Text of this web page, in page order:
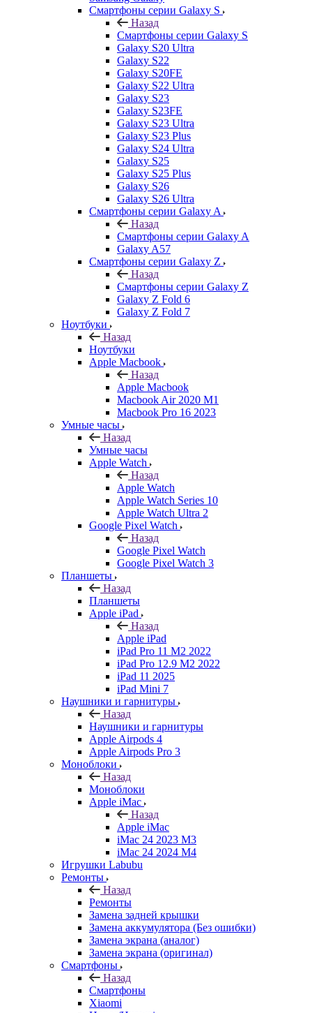
Смартфоны серии Galaxy S
Назад
Смартфоны серии Galaxy S
Galaxy S20 Ultra
Galaxy S22
Galaxy S20FE
Galaxy S22 Ultra
Galaxy S23
Galaxy S23FE
Galaxy S23 Ultra
Galaxy S23 Plus
Galaxy S24 Ultra
Galaxy S25
Galaxy S25 Plus
Galaxy S26
Galaxy S26 Ultra
Смартфоны серии Galaxy A
Назад
Смартфоны серии Galaxy A
Galaxy A57
Смартфоны серии Galaxy Z
Назад
Смартфоны серии Galaxy Z
Galaxy Z Fold 6
Galaxy Z Fold 7
Ноутбуки
Назад
Ноутбуки
Apple Macbook
Назад
Apple Macbook
Macbook Air 2020 M1
Macbook Pro 16 2023
Умные часы
Назад
Умные часы
Apple Watch
Назад
Apple Watch
Apple Watch Series 10
Apple Watch Ultra 2
Google Pixel Watch
Назад
Google Pixel Watch
Google Pixel Watch 3
Планшеты
Назад
Планшеты
Apple iPad
Назад
Apple iPad
iPad Pro 11 M2 2022
iPad Pro 12.9 M2 2022
iPad 11 2025
iPad Mini 7
Наушники и гарнитуры
Назад
Наушники и гарнитуры
Apple Airpods 4
Apple Airpods Pro 3
Моноблоки
Назад
Моноблоки
Apple iMac
Назад
Apple iMac
iMac 24 2023 M3
iMac 24 2024 M4
Игрушки Labubu
Ремонты
Назад
Ремонты
Замена задней крышки
Замена аккумулятора (Без ошибки)
Замена экрана (аналог)
Замена экрана (оригинал)
Смартфоны
Назад
Смартфоны
Xiaomi